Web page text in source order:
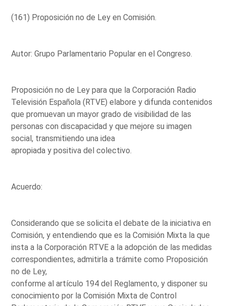
(161) Proposición no de Ley en Comisión.
Autor: Grupo Parlamentario Popular en el Congreso.
Proposición no de Ley para que la Corporación Radio
Televisión Española (RTVE) elabore y difunda contenidos
que promuevan un mayor grado de visibilidad de las
personas con discapacidad y que mejore su imagen
social, transmitiendo una idea
apropiada y positiva del colectivo.
Acuerdo:
Considerando que se solicita el debate de la iniciativa en
Comisión, y entendiendo que es la Comisión Mixta la que
insta a la Corporación RTVE a la adopción de las medidas
correspondientes, admitirla a trámite como Proposición
no de Ley,
conforme al artículo 194 del Reglamento, y disponer su
conocimiento por la Comisión Mixta de Control